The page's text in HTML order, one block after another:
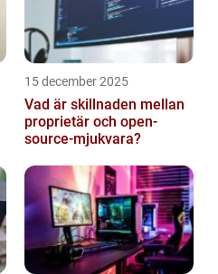
15 december 2025
Vad är skillnaden mellan
proprietär och open-
source-mjukvara?